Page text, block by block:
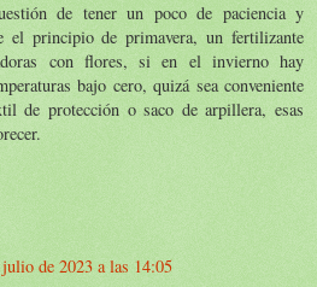
de tener un poco de paciencia y
el principio de primavera, un fertilizante
con flores, si en el invierno hay
bajo cero, quizá sea conveniente
de protección o saco de arpillera, esas
de 2023 a las 14:05